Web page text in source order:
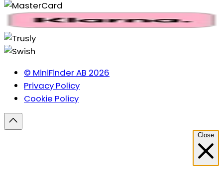
© MiniFinder AB 2026
Privacy Policy
Cookie Policy
Close